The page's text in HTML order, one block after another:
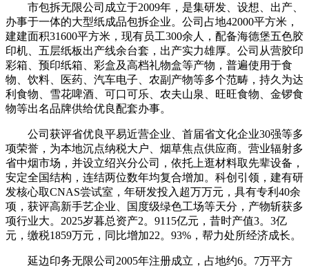
市包拆无限公司成立于2009年，是集研发、设想、出产、
办事于一体的大型纸成品包拆企业。公司占地42000平方米，
建建面积31600平方米，现有员工300余人，配备海德堡五色胶
印机、五层纸板出产线余台套，出产实力雄厚。公司从营胶印
彩箱、预印纸箱、彩盒及高档礼物盒等产物，普遍使用于食
物、饮料、医药、汽车电子、农副产物等多个范畴，持久为达
利食物、雪花啤酒、可口可乐、农夫山泉、旺旺食物、金锣食
物等出名品牌供给优良配套办事。
公司获评省优良平易近营企业、首届省文化企业30强等多
项荣誉，为本地沉点纳税大户、烟草焦点供应商。营业辐射多
省中烟市场，并设立绍兴分公司，依托上逛材料取先辈设备，
安定全国结构，连结两位数年均复合增加。科创引领，建有研
发核心取CNAS尝试室，年研发投入超万万元，具有专利40余
项，获评高新手艺企业、国度级绿色工场等天分，产物斩获多
项行业大。2025岁暮总资产2。9115亿元，昔时产值3。3亿
元，缴税1859万元，同比增加22。93%，帮力处所经济成长。
延边印务无限公司2005年注册成立，占地约6。7万平方